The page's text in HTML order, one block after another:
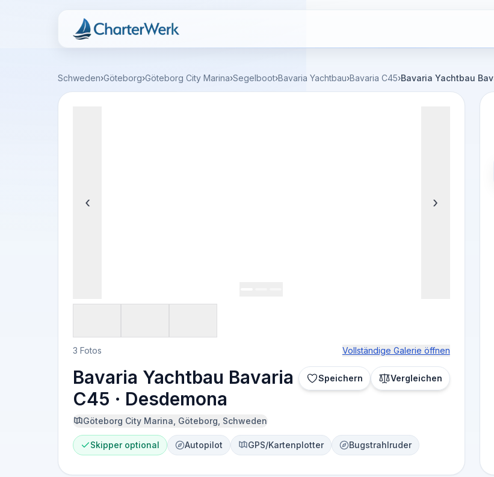
Charterwerk
Schweden›Göteborg›Göteborg City Marina›Segelboot›Bavaria Yachtbau›Bavaria C45›Bavaria Yachtbau
‹ ›
3 Fotos Vollständige Galerie öffnen
Bavaria Yachtbau Bavaria
C45 · Desdemona
Speichern Vergleichen
Göteborg City Marina, Göteborg, Schweden
Skipper optional Autopilot GPS/Kartenplotter Bugstrahlruder